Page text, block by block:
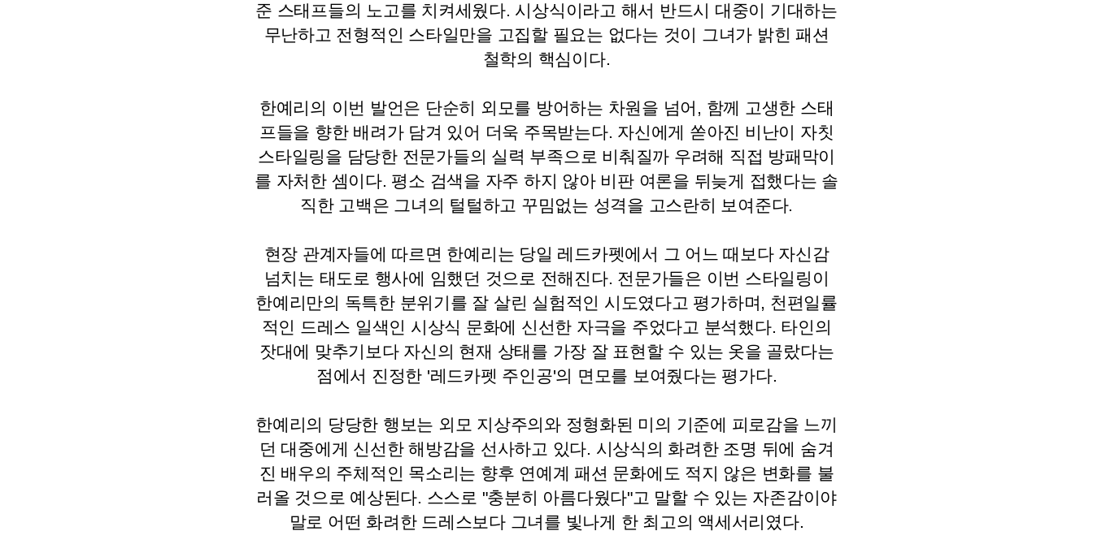
준 스태프들의 노고를 치켜세웠다. 시상식이라고 해서 반드시 대중이 기대하는
무난하고 전형적인 스타일만을 고집할 필요는 없다는 것이 그녀가 밝힌 패션
철학의 핵심이다.
한예리의 이번 발언은 단순히 외모를 방어하는 차원을 넘어, 함께 고생한 스태
프들을 향한 배려가 담겨 있어 더욱 주목받는다. 자신에게 쏟아진 비난이 자칫
스타일링을 담당한 전문가들의 실력 부족으로 비춰질까 우려해 직접 방패막이
를 자처한 셈이다. 평소 검색을 자주 하지 않아 비판 여론을 뒤늦게 접했다는 솔
직한 고백은 그녀의 털털하고 꾸밈없는 성격을 고스란히 보여준다.
현장 관계자들에 따르면 한예리는 당일 레드카펫에서 그 어느 때보다 자신감
넘치는 태도로 행사에 임했던 것으로 전해진다. 전문가들은 이번 스타일링이
한예리만의 독특한 분위기를 잘 살린 실험적인 시도였다고 평가하며, 천편일률
적인 드레스 일색인 시상식 문화에 신선한 자극을 주었다고 분석했다. 타인의
잣대에 맞추기보다 자신의 현재 상태를 가장 잘 표현할 수 있는 옷을 골랐다는
점에서 진정한 '레드카펫 주인공'의 면모를 보여줬다는 평가다.
한예리의 당당한 행보는 외모 지상주의와 정형화된 미의 기준에 피로감을 느끼
던 대중에게 신선한 해방감을 선사하고 있다. 시상식의 화려한 조명 뒤에 숨겨
진 배우의 주체적인 목소리는 향후 연예계 패션 문화에도 적지 않은 변화를 불
러올 것으로 예상된다. 스스로 "충분히 아름다웠다"고 말할 수 있는 자존감이야
말로 어떤 화려한 드레스보다 그녀를 빛나게 한 최고의 액세서리였다.